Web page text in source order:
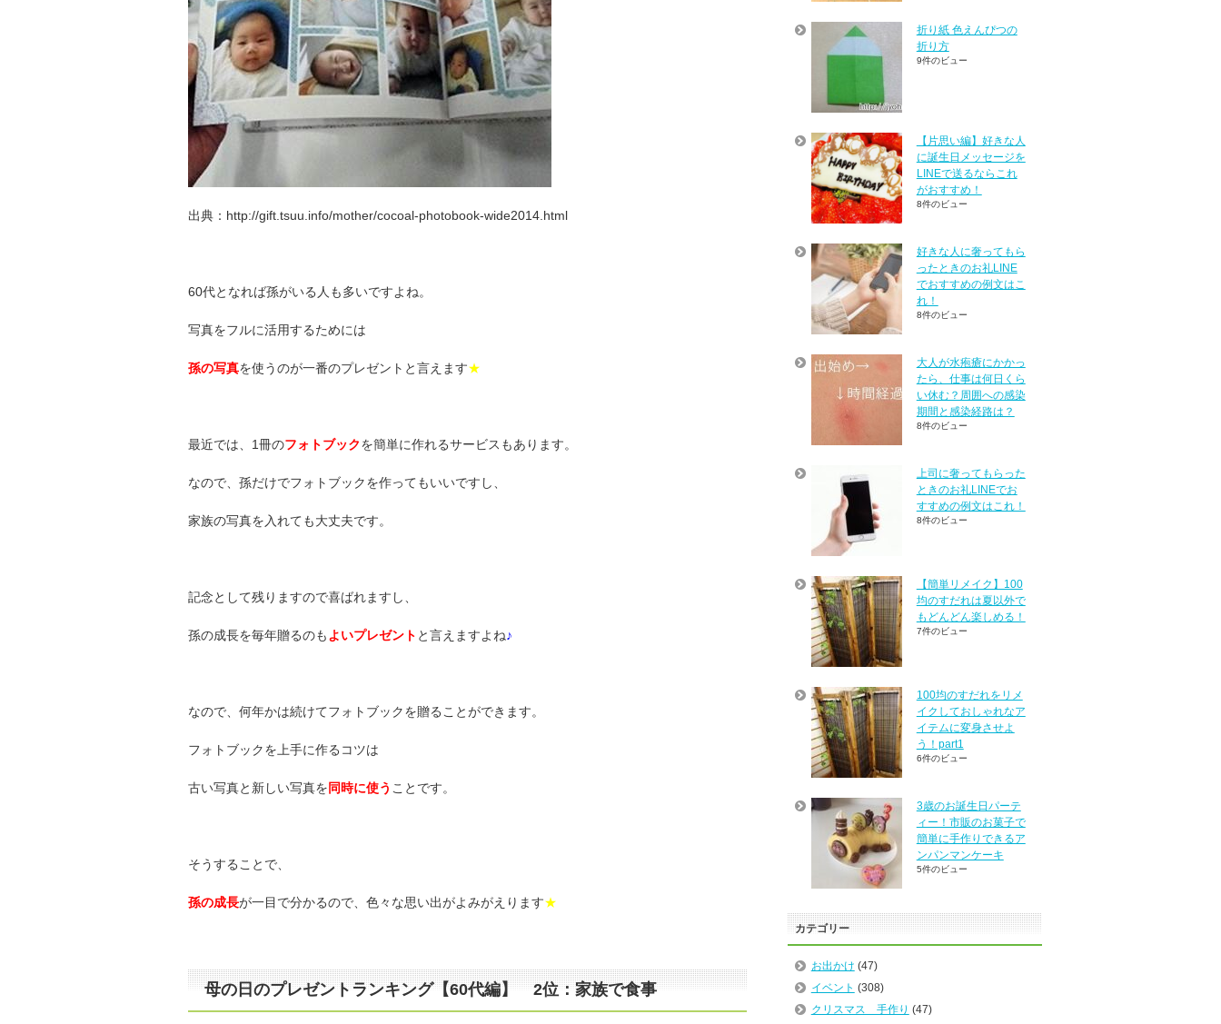
出典：http://gift.tsuu.info/mother/cocoal-photobook-wide2014.html
60代となれば孫がいる人も多いですよね。
写真をフルに活用するためには
孫の写真を使うのが一番のプレゼントと言えます★
最近では、1冊のフォトブックを簡単に作れるサービスもあります。
なので、孫だけでフォトブックを作ってもいいですし、
家族の写真を入れても大丈夫です。
記念として残りますので喜ばれますし、
孫の成長を毎年贈るのも よいプレゼント と言えますよね♪
なので、何年かは続けてフォトブックを贈ることができます。
フォトブックを上手に作るコツは
古い写真と新しい写真を同時に使う ことです。
そうすることで、
孫の成長が一目で分かるので、色々な思い出がよみがえります★
母の日のプレゼントランキング【60代編】 2位：家族で食事
折り紙 色えんぴつの
折り方
9件のビュー
【片思い編】好きな人
に誕生日メッセージを
LINEで送るならこれ
がおすすめ！
8件のビュー
好きな人に奢ってもら
ったときのお礼LINE
でおすすめの例文はこ
れ！
8件のビュー
大人が水疱瘡にかかっ
たら、仕事は何日くら
い休む？周囲への感染
期間と感染経路は？
8件のビュー
上司に奢ってもらった
ときのお礼LINEでお
すすめの例文はこれ！
8件のビュー
【簡単リメイク】100
均のすだれは夏以外で
もどんどん楽しめる！
7件のビュー
100均のすだれをリメ
イクしておしゃれなア
イテムに変身させよ
う！part1
6件のビュー
3歳のお誕生日パーテ
ィー！市販のお菓子で
簡単に手作りできるア
ンパンマンケーキ
5件のビュー
カテゴリー
お出かけ (47)
イベント (308)
クリスマス 手作り (47)